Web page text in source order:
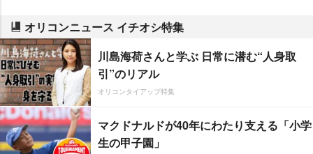
オリコンニュース イチオシ特集
川島海荷さんと学ぶ 日常に潜む“人身取
引”のリアル
オリコンタイアップ特集
マクドナルドが40年にわたり支える「小学
生の甲子園」